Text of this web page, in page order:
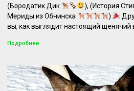
(Бородатик Дик
), (История
Мериды из Обнинска
)
вы, как выглядит настоящий щенячий
Подробнее